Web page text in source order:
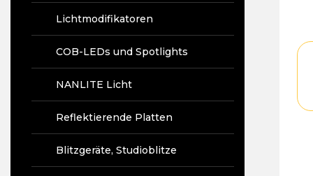
Lichtmodifikatoren
COB-LEDs und Spotlights
NANLITE Licht
Reflektierende Platten
Blitzgeräte, Studioblitze